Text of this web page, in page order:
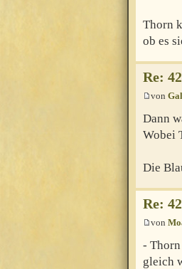
Thorn
ob es
Re:
von
Dann
Wobei
Die
Re:
von
-
gleich